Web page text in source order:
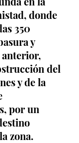
donde
350
y
anterior,
del
y de la
por un
zona.